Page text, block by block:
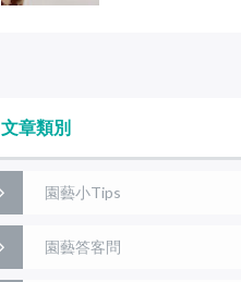
文章類別
園藝小Tips
園藝答客問